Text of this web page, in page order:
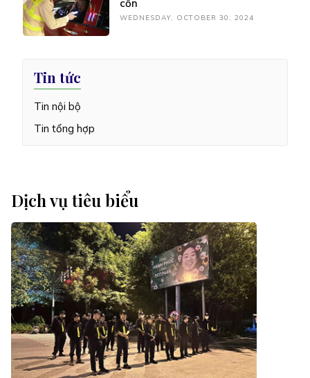
cồn
WEDNESDAY, OCTOBER 30, 2024
Tin tức
Tin nội bộ
Tin tổng hợp
Dịch vụ tiêu biểu